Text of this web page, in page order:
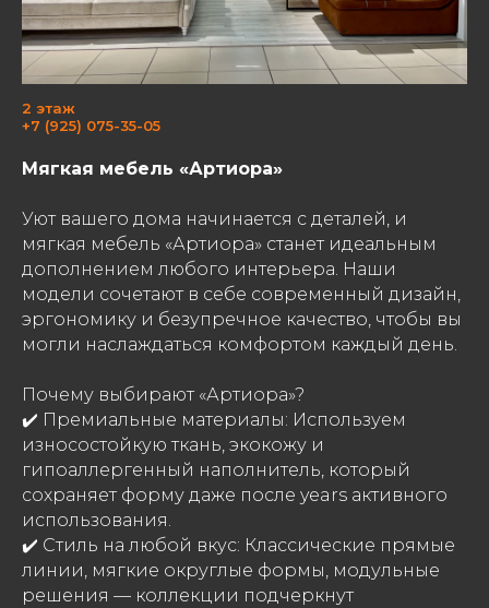
2 этаж
+7 (925) 075-35-05
Мягкая мебель «Артиора»
Уют вашего дома начинается с деталей, и
мягкая мебель «Артиора» станет идеальным
дополнением любого интерьера. Наши
модели сочетают в себе современный дизайн,
эргономику и безупречное качество, чтобы вы
могли наслаждаться комфортом каждый день.
Почему выбирают «Артиора»?
✔️ Премиальные материалы: Используем
износостойкую ткань, экокожу и
гипоаллергенный наполнитель, который
сохраняет форму даже после years активного
использования.
✔️ Стиль на любой вкус: Классические прямые
линии, мягкие округлые формы, модульные
решения — коллекции подчеркнут